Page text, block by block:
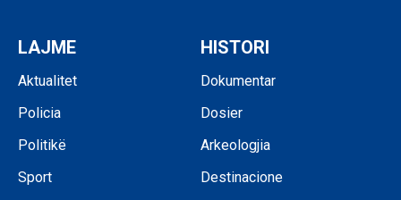
LAJME
Aktualitet
Policia
Politikë
Sport
HISTORI
Dokumentar
Dosier
Arkeologjia
Destinacione